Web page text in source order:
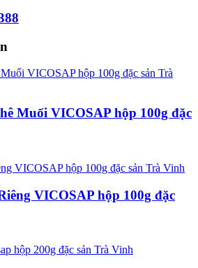
Muối VICOSAP hộp 100g đặc
VICOSAP hộp 100g đặc